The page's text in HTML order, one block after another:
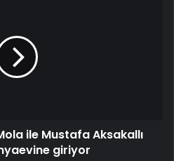
ile Mustafa Aksakallı
giriyor